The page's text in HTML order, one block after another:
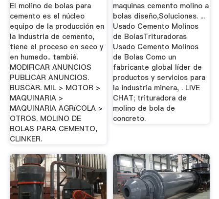
El molino de bolas para
cemento es el núcleo
equipo de la producción en
la industria de cemento,
tiene el proceso en seco y
en humedo.. tambié.
MODIFICAR ANUNCIOS
PUBLICAR ANUNCIOS.
BUSCAR. MIL > MOTOR >
MAQUINARIA >
MAQUINARIA AGRíCOLA >
OTROS. MOLINO DE
BOLAS PARA CEMENTO,
CLINKER.
maquinas cemento molino a
bolas diseño,Soluciones. ...
Usado Cemento Molinos
de BolasTrituradoras
Usado Cemento Molinos
de Bolas Como un
fabricante global líder de
productos y servicios para
la industria minera, . LIVE
CHAT; trituradora de
molino de bola de
concreto.